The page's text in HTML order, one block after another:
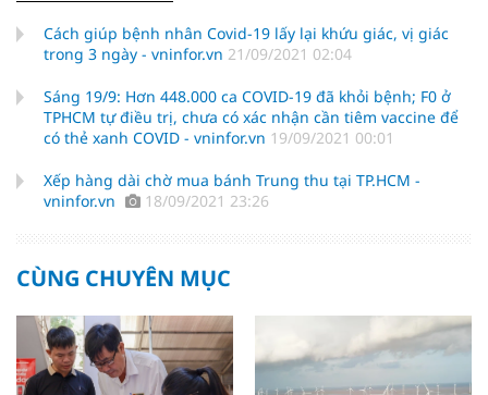
Cách giúp bệnh nhân Covid-19 lấy lại khứu giác, vị giác
trong 3 ngày - vninfor.vn 21/09/2021 02:04
Sáng 19/9: Hơn 448.000 ca COVID-19 đã khỏi bệnh; F0 ở
TPHCM tự điều trị, chưa có xác nhận cần tiêm vaccine để
có thẻ xanh COVID - vninfor.vn 19/09/2021 00:01
Xếp hàng dài chờ mua bánh Trung thu tại TP.HCM -
vninfor.vn
18/09/2021 23:26
CÙNG CHUYÊN MỤC